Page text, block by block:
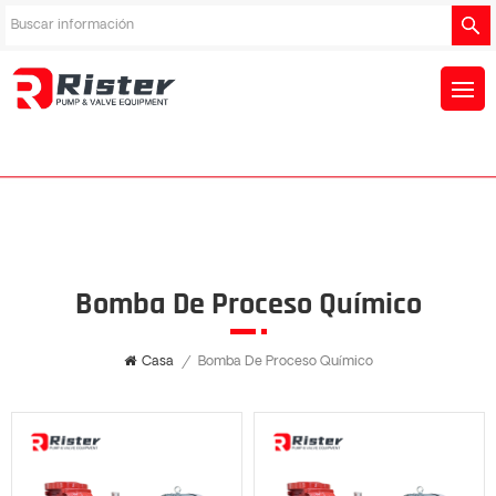
Bomba De Proceso Químico
Casa / Bomba De Proceso Químico